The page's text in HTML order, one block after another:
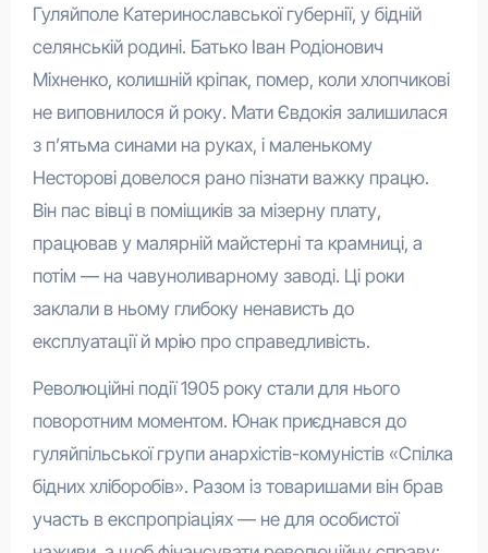
Гуляйполе Катеринославської губернії, у бідній
селянській родині. Батько Іван Родіонович
Міхненко, колишній кріпак, помер, коли хлопчикові
не виповнилося й року. Мати Євдокія залишилася
з п’ятьма синами на руках, і маленькому
Несторові довелося рано пізнати важку працю.
Він пас вівці в поміщиків за мізерну плату,
працював у малярній майстерні та крамниці, а
потім — на чавуноливарному заводі. Ці роки
заклали в ньому глибоку ненависть до
експлуатації й мрію про справедливість.
Революційні події 1905 року стали для нього
поворотним моментом. Юнак приєднався до
гуляйпільської групи анархістів-комуністів «Спілка
бідних хліборобів». Разом із товаришами він брав
участь в експропріаціях — не для особистої